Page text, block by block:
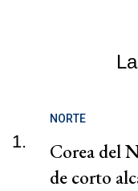
1.
NORTE
Corea del
de corto